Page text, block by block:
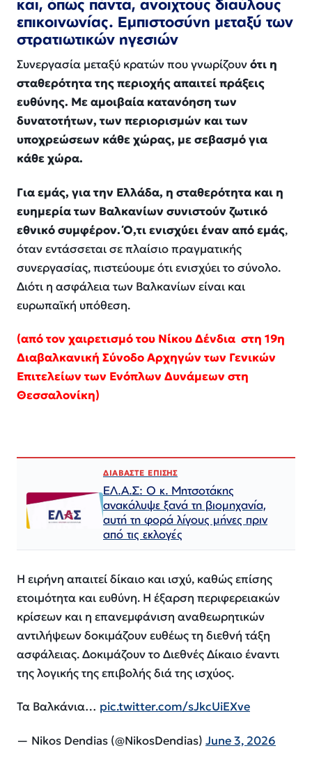
και, όπως πάντα, ανοιχτούς διαύλους
επικοινωνίας. Εμπιστοσύνη μεταξύ των
στρατιωτικών ηγεσιών
Συνεργασία μεταξύ κρατών που γνωρίζουνότι η
σταθερότητα της περιοχής απαιτεί πράξεις
ευθύνης. Με αμοιβαία κατανόηση των
δυνατοτήτων, των περιορισμών και των
υποχρεώσεων κάθε χώρας, με σεβασμό για
κάθε χώρα.
Για εμάς, για την Ελλάδα, η σταθερότητα και η
ευημερία των Βαλκανίων συνιστούν ζωτικό
εθνικό συμφέρον. Ό,τι ενισχύει έναν από εμάς,
όταν εντάσσεται σε πλαίσιο πραγματικής
συνεργασίας, πιστεύουμε ότι ενισχύει το σύνολο.
Διότι η ασφάλεια των Βαλκανίων είναι και
ευρωπαϊκή υπόθεση.
(από τον χαιρετισμό του Νίκου Δένδια στη 19η
Διαβαλκανική Σύνοδο Αρχηγών των Γενικών
Επιτελείων των Ενόπλων Δυνάμεων στη
Θεσσαλονίκη)
ΔΙΑΒΑΣΤΕ ΕΠΙΣΗΣ
ΕΛ.Α.Σ: Ο κ. Μητσοτάκης
ανακάλυψε ξανά τη βιομηχανία,
αυτή τη φορά λίγους μήνες πριν
από τις εκλογές
Η ειρήνη απαιτεί δίκαιο και ισχύ, καθώς επίσης
ετοιμότητα και ευθύνη. Η έξαρση περιφερειακών
κρίσεων και η επανεμφάνιση αναθεωρητικών
αντιλήψεων δοκιμάζουν ευθέως τη διεθνή τάξη
ασφάλειας. Δοκιμάζουν το Διεθνές Δίκαιο έναντι
της λογικής της επιβολής διά της ισχύος.
Τα Βαλκάνια… pic.twitter.com/sJkcUiEXve
— Nikos Dendias (@NikosDendias) June 3, 2026